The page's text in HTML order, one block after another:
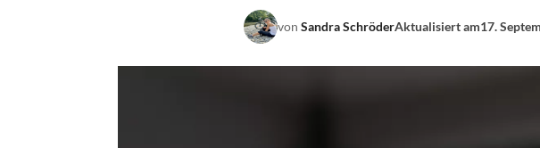
von Sandra SchröderAktualisiert am17.